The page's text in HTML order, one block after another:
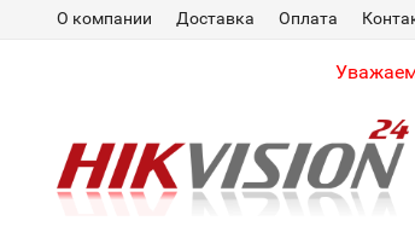
О компании Доставка Оплата